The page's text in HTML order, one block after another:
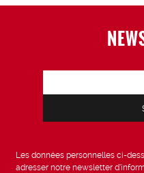
Les données personnelles ci-
adresser notre newsletter